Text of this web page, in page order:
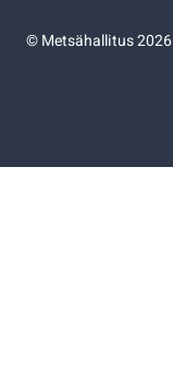
©Metsähallitus 2026